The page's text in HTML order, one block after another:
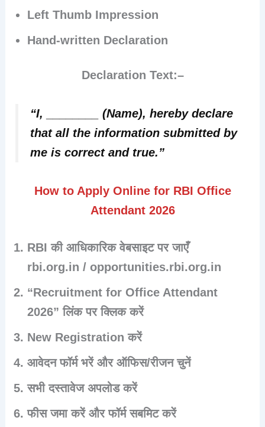
Left Thumb Impression
Hand-written Declaration
Declaration Text:–
“I, ________ (Name), hereby declare
that all the information submitted by
me is correct and true.”
How to Apply Online for RBI Office
Attendant 2026
RBI की आधिकारिक वेबसाइट पर जाएँ
rbi.org.in / opportunities.rbi.org.in
“Recruitment for Office Attendant
2026” लिंक पर क्लिक करें
New Registration करें
आवेदन फॉर्म भरें और ऑफिस/रीजन चुनें
सभी दस्तावेज अपलोड करें
फीस जमा करें और फॉर्म सबमिट करें